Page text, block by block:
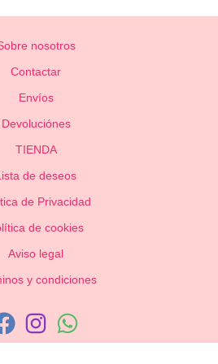
nosotros
Contactar
Envíos
Devoluciónes
TIENDA
de deseos
de Privacidad
de cookies
Aviso legal
y condiciones